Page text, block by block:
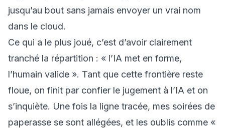
jusqu’au bout sans jamais envoyer un vrai nom
dans le cloud.
Ce qui a le plus joué, c’est d’avoir clairement
tranché la répartition : « l’IA met en forme,
l’humain valide ». Tant que cette frontière reste
floue, on finit par confier le jugement à l’IA et on
s’inquiète. Une fois la ligne tracée, mes soirées de
paperasse se sont allégées, et les oublis comme «